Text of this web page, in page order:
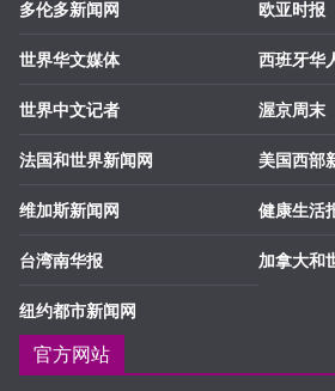
多伦多新闻网
世界华文媒体
世界中文记者
法国和世界新闻网
维加斯新闻网
台湾南华报
纽约都市新闻网
欧亚时报
西班牙华
渥京周末
美国西部
健康生活
加拿大和
官方网站